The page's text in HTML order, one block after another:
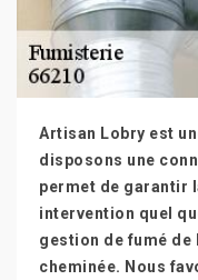
Artisan Lobry est
disposons une
permet de garantir
intervention quel
gestion de fumé
cheminée. Nous